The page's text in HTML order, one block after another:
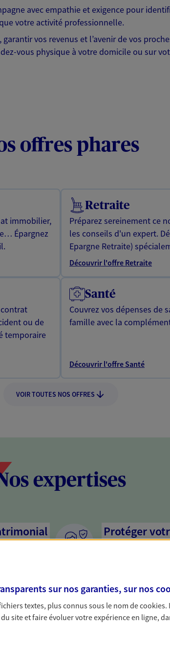
avec empathie et exigence pour
votre activité professionnelle.
vos revenus et l’avenir de vos
vous physique à votre domicile ou sur
offres phares
immobilier,
Épargnez
Retraite
Préparez sereinement ce
les conseils d'un expert.
Epargne Retraite)
Découvrir l'offre Retraite
ou de
temporaire
Santé
Couvrez vos dépenses de
famille avec la
Découvrir l'offre Santé
VOIR TOUTES NOS OFFRES
expertises
analyse
avec vos
Protéger
Nous sommes à
activité, mais aussi
interlocuteur pour
sur nos garanties, sur nos
textes, plus connus sous le nom decookies.
site et faire évoluer votre expérience en ligne,